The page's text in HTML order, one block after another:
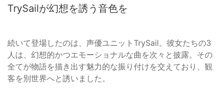
TrySailが幻想を誘う音色を
続いて登場したのは、声優ユニットTrySail。彼女たちの3
人は、幻想的かつエモーショナルな曲を次々と披露。その
全てが物語を描き出す魅力的な振り付けを交えており、観
客を別世界へと誘いました。